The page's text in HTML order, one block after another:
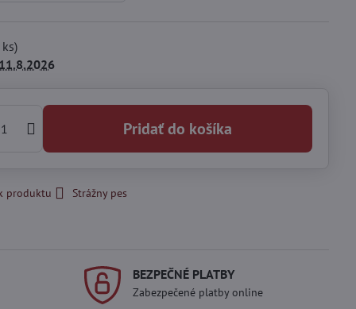
ks)
Pridať do košíka
produktu Strážny pes
BEZPEČNÉ PLATBY
Zabezpečené platby online